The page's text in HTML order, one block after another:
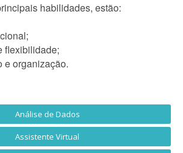
habilidades, estão:
flexibilidade;
e organização.
Análise de Dados
Assistente Virtual